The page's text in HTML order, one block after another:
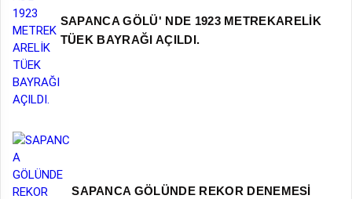
SAPANCA GÖLÜ' NDE 1923 METREKARELİK
TÜEK BAYRAĞI AÇILDI.
SAPANCA GÖLÜNDE REKOR DENEMESİ